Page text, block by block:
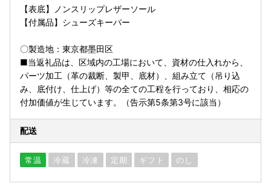
【表底】ノンスリップレザーソール
【付属品】シューズキーパー
〇製造地：東京都墨田区
■当返礼品は、区域内の工場において、資材の仕入れから、
パーツ加工（革の裁断、製甲、底材）、組み立て（吊り込
み、底付け、仕上げ）等の全ての工程を行っており、相応の
付加価値が生じています。（告示第5条第3号に該当）
配送
常温 冷蔵 冷凍 定期 ギフト のし